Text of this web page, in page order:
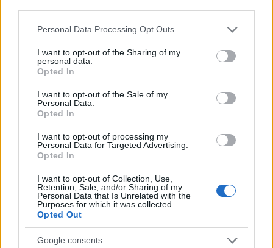
Please note that this website/app uses one or more Google
not limited to your visit or usage behaviour. You may click to
grant or deny consent to Google and its third-party tags to
use your data for below specified purposes in below Google
consent section.
Personal Data Processing Opt Outs
I want to opt-out of the Sharing of my
personal data.
Opted In
I want to opt-out of the Sale of my
Personal Data.
Opted In
I want to opt-out of processing my
Personal Data for Targeted Advertising.
Opted In
I want to opt-out of Collection, Use,
Retention, Sale, and/or Sharing of my
Personal Data that Is Unrelated with the
Purposes for which it was collected.
Opted Out
Google consents
Paolo Pinna
Martina Agostina Diturco
I nostri cari